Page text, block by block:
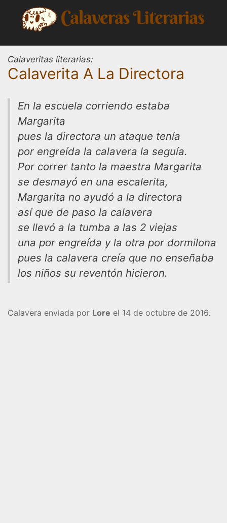
contenido
Calaveritas literarias:
Calaverita A La Directora
En la escuela corriendo estaba
Margarita
pues la directora un ataque tenía
por engreída la calavera la seguía.
Por correr tanto la maestra Margarita
se desmayó en una escalerita,
Margarita no ayudó a la directora
así que de paso la calavera
se llevó a la tumba a las 2 viejas
una por engreída y la otra por dormilona
pues la calavera creía que no enseñaba
los niños su reventón hicieron.
Calavera enviada por Lore el 14 de octubre de 2016.